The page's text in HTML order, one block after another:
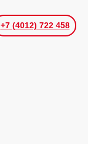
+7 (4012) 722 458